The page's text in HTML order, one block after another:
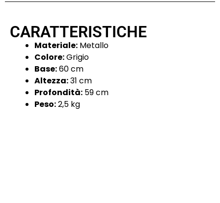
CARATTERISTICHE
Materiale: Metallo
Colore:Grigio
Base:60 cm
Altezza:31 cm
Profondità: 59 cm
Peso:2,5 kg